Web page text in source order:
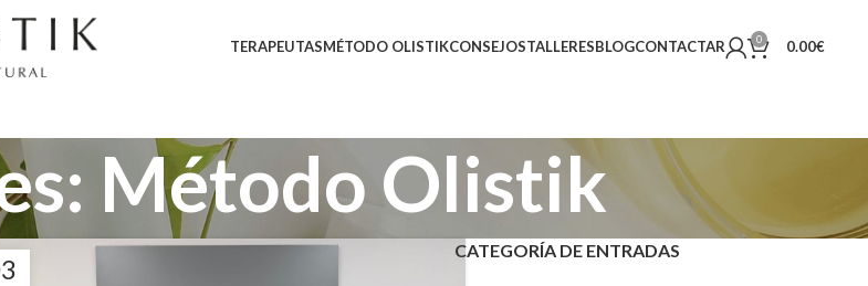
TERAPEUTASMÉTODO OLISTIKCONSEJOSTALLERESBLOGCONTACTAR 0 0.00€
Método Olistik
CATEGORÍA DE ENTRADAS